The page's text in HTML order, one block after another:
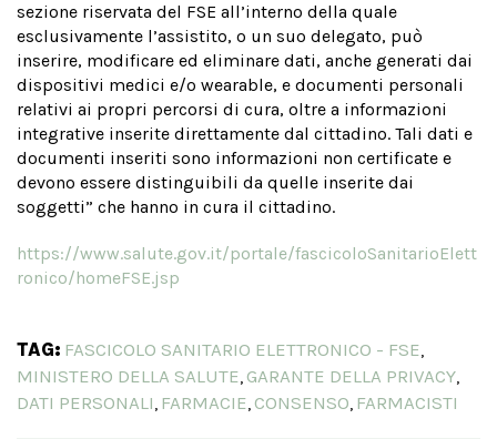
sezione riservata del FSE all’interno della quale
esclusivamente l’assistito, o un suo delegato, può
inserire, modificare ed eliminare dati, anche generati dai
dispositivi medici e/o wearable, e documenti personali
relativi ai propri percorsi di cura, oltre a informazioni
integrative inserite direttamente dal cittadino. Tali dati e
documenti inseriti sono informazioni non certificate e
devono essere distinguibili da quelle inserite dai
soggetti” che hanno in cura il cittadino.
https://www.salute.gov.it/portale/fascicoloSanitarioElett
ronico/homeFSE.jsp
TAG: FASCICOLO SANITARIO ELETTRONICO - FSE,
MINISTERO DELLA SALUTE, GARANTE DELLA PRIVACY,
DATI PERSONALI, FARMACIE, CONSENSO, FARMACISTI